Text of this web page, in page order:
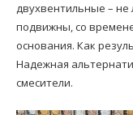
двухвентильные – не
подвижны, со
основания. Как
Надежная
смесители.